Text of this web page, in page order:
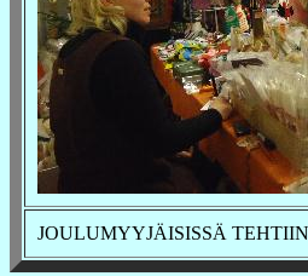
JOULUMYYJÄISISSÄ